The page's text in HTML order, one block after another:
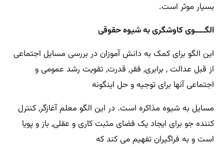
بسیار موثر است.
الگــــوی کاوشگری به شیوه حقوقی
این الگو برای کمک به دانش آموزان در بررسی مسایل اجتماعی
از قبل عدالت , برابری, فقر, قدرت, تقویت رشد عمومی و
اجتماعی آنها برای توجیه و حل اینگونه
مسایل به شیوه مذاکره است. در این الگو معلم آغازگر, کنترل
کننده جو برای ایجاد یک فضای مثبت کاری و عقلی, باز و پویا
است و به فراگیران تفهیم می کند که